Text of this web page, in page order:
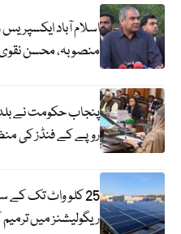
اسلام آباد
منصوبہ، محسن
روپے کے فنڈز کی
25 کلو واٹ تک کے
ریگولیشنز میں